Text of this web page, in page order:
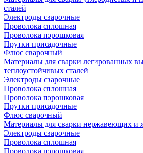
сталей
Электроды сварочные
Проволока сплошная
Проволока порошковая
Прутки присадочные
Флюс сварочный
Материалы для сварки легированных
теплоустойчивых сталей
Электроды сварочные
Проволока сплошная
Проволока порошковая
Прутки присадочные
Флюс сварочный
Материалы для сварки нержавеющих и
Электроды сварочные
Проволока сплошная
Проволока порошковая